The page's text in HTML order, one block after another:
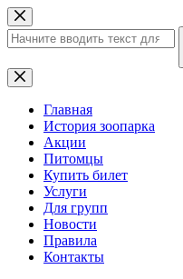
Перейти
к
сути
Ничего
не
найденоГлавная
История зоопарка
Акции
Питомцы
Купить билет
Услуги
Для групп
Новости
Правила
Контакты